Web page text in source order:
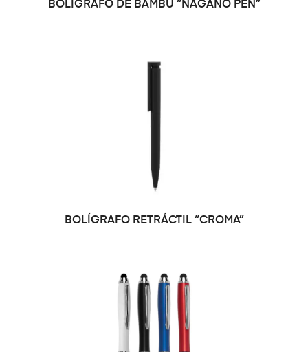
BOLÍGRAFO DE BAMBÚ “NAGANO PEN”
SELECCIONAR OPCIONES
BOLÍGRAFO RETRÁCTIL “CROMA”